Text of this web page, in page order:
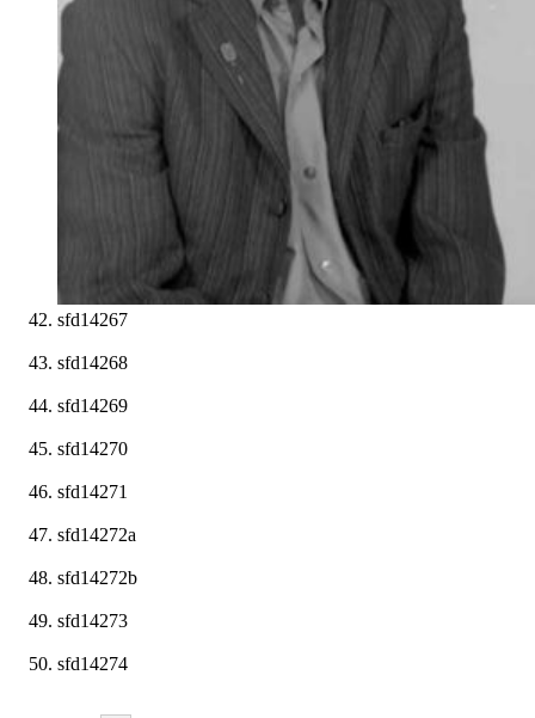
sfd14267
sfd14268
sfd14269
sfd14270
sfd14271
sfd14272a
sfd14272b
sfd14273
sfd14274